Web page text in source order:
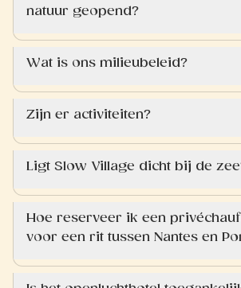
natuur geopend?
Wat is ons milieubeleid?
Zijn er activiteiten?
Ligt Slow Village dicht bij de
Hoe reserveer ik een
voor een rit tussen Nantes en